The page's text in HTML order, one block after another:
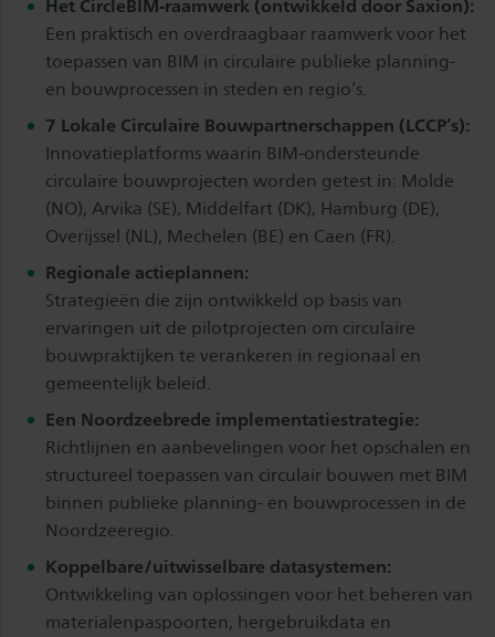
Het CircleBIM-raamwerk (ontwikkeld door Saxion):
Een praktisch en overdraagbaar raamwerk voor het
toepassen van BIM in circulaire publieke planning-
en bouwprocessen in steden en regio’s.
7 Lokale Circulaire Bouwpartnerschappen (LCCP’s):
Innovatieplatforms waarin BIM-ondersteunde
circulaire bouwprojecten worden getest in: Molde
(NO), Arvika (SE), Middelfart (DK), Hamburg (DE),
Overijssel (NL), Mechelen (BE) en Caen (FR).
Regionale actieplannen:
Strategieën die zijn ontwikkeld op basis van
ervaringen uit de pilotprojecten om circulaire
bouwpraktijken te verankeren in regionaal en
gemeentelijk beleid.
Een Noordzeebrede implementatiestrategie:
Richtlijnen en aanbevelingen voor het opschalen en
structureel toepassen van circulair bouwen met BIM
binnen publieke planning- en bouwprocessen in de
Noordzeeregio.
Koppelbare/uitwisselbare datasystemen:
​​​​​​​Ontwikkeling van oplossingen voor het beheren van
materialenpaspoorten, hergebruikdata en